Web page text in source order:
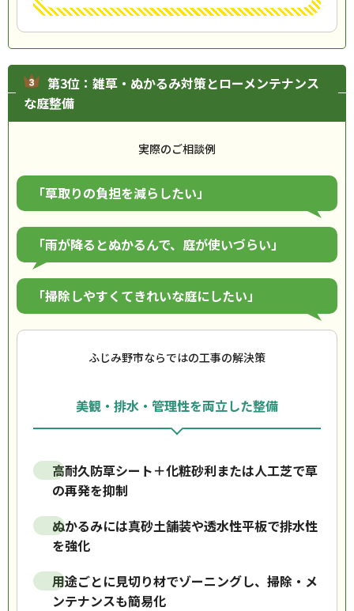
第3位：雑草・ぬかるみ対策とローメンテナンス
な庭整備
実際のご相談例
「草取りの負担を減らしたい」
「雨が降るとぬかるんで、庭が使いづらい」
「掃除しやすくてきれいな庭にしたい」
ふじみ野市ならではの工事の解決策
美観・排水・管理性を両立した整備
高耐久防草シート＋化粧砂利または人工芝で草
の再発を抑制
ぬかるみには真砂土舗装や透水性平板で排水性
を強化
用途ごとに見切り材でゾーニングし、掃除・メ
ンテナンスも簡易化